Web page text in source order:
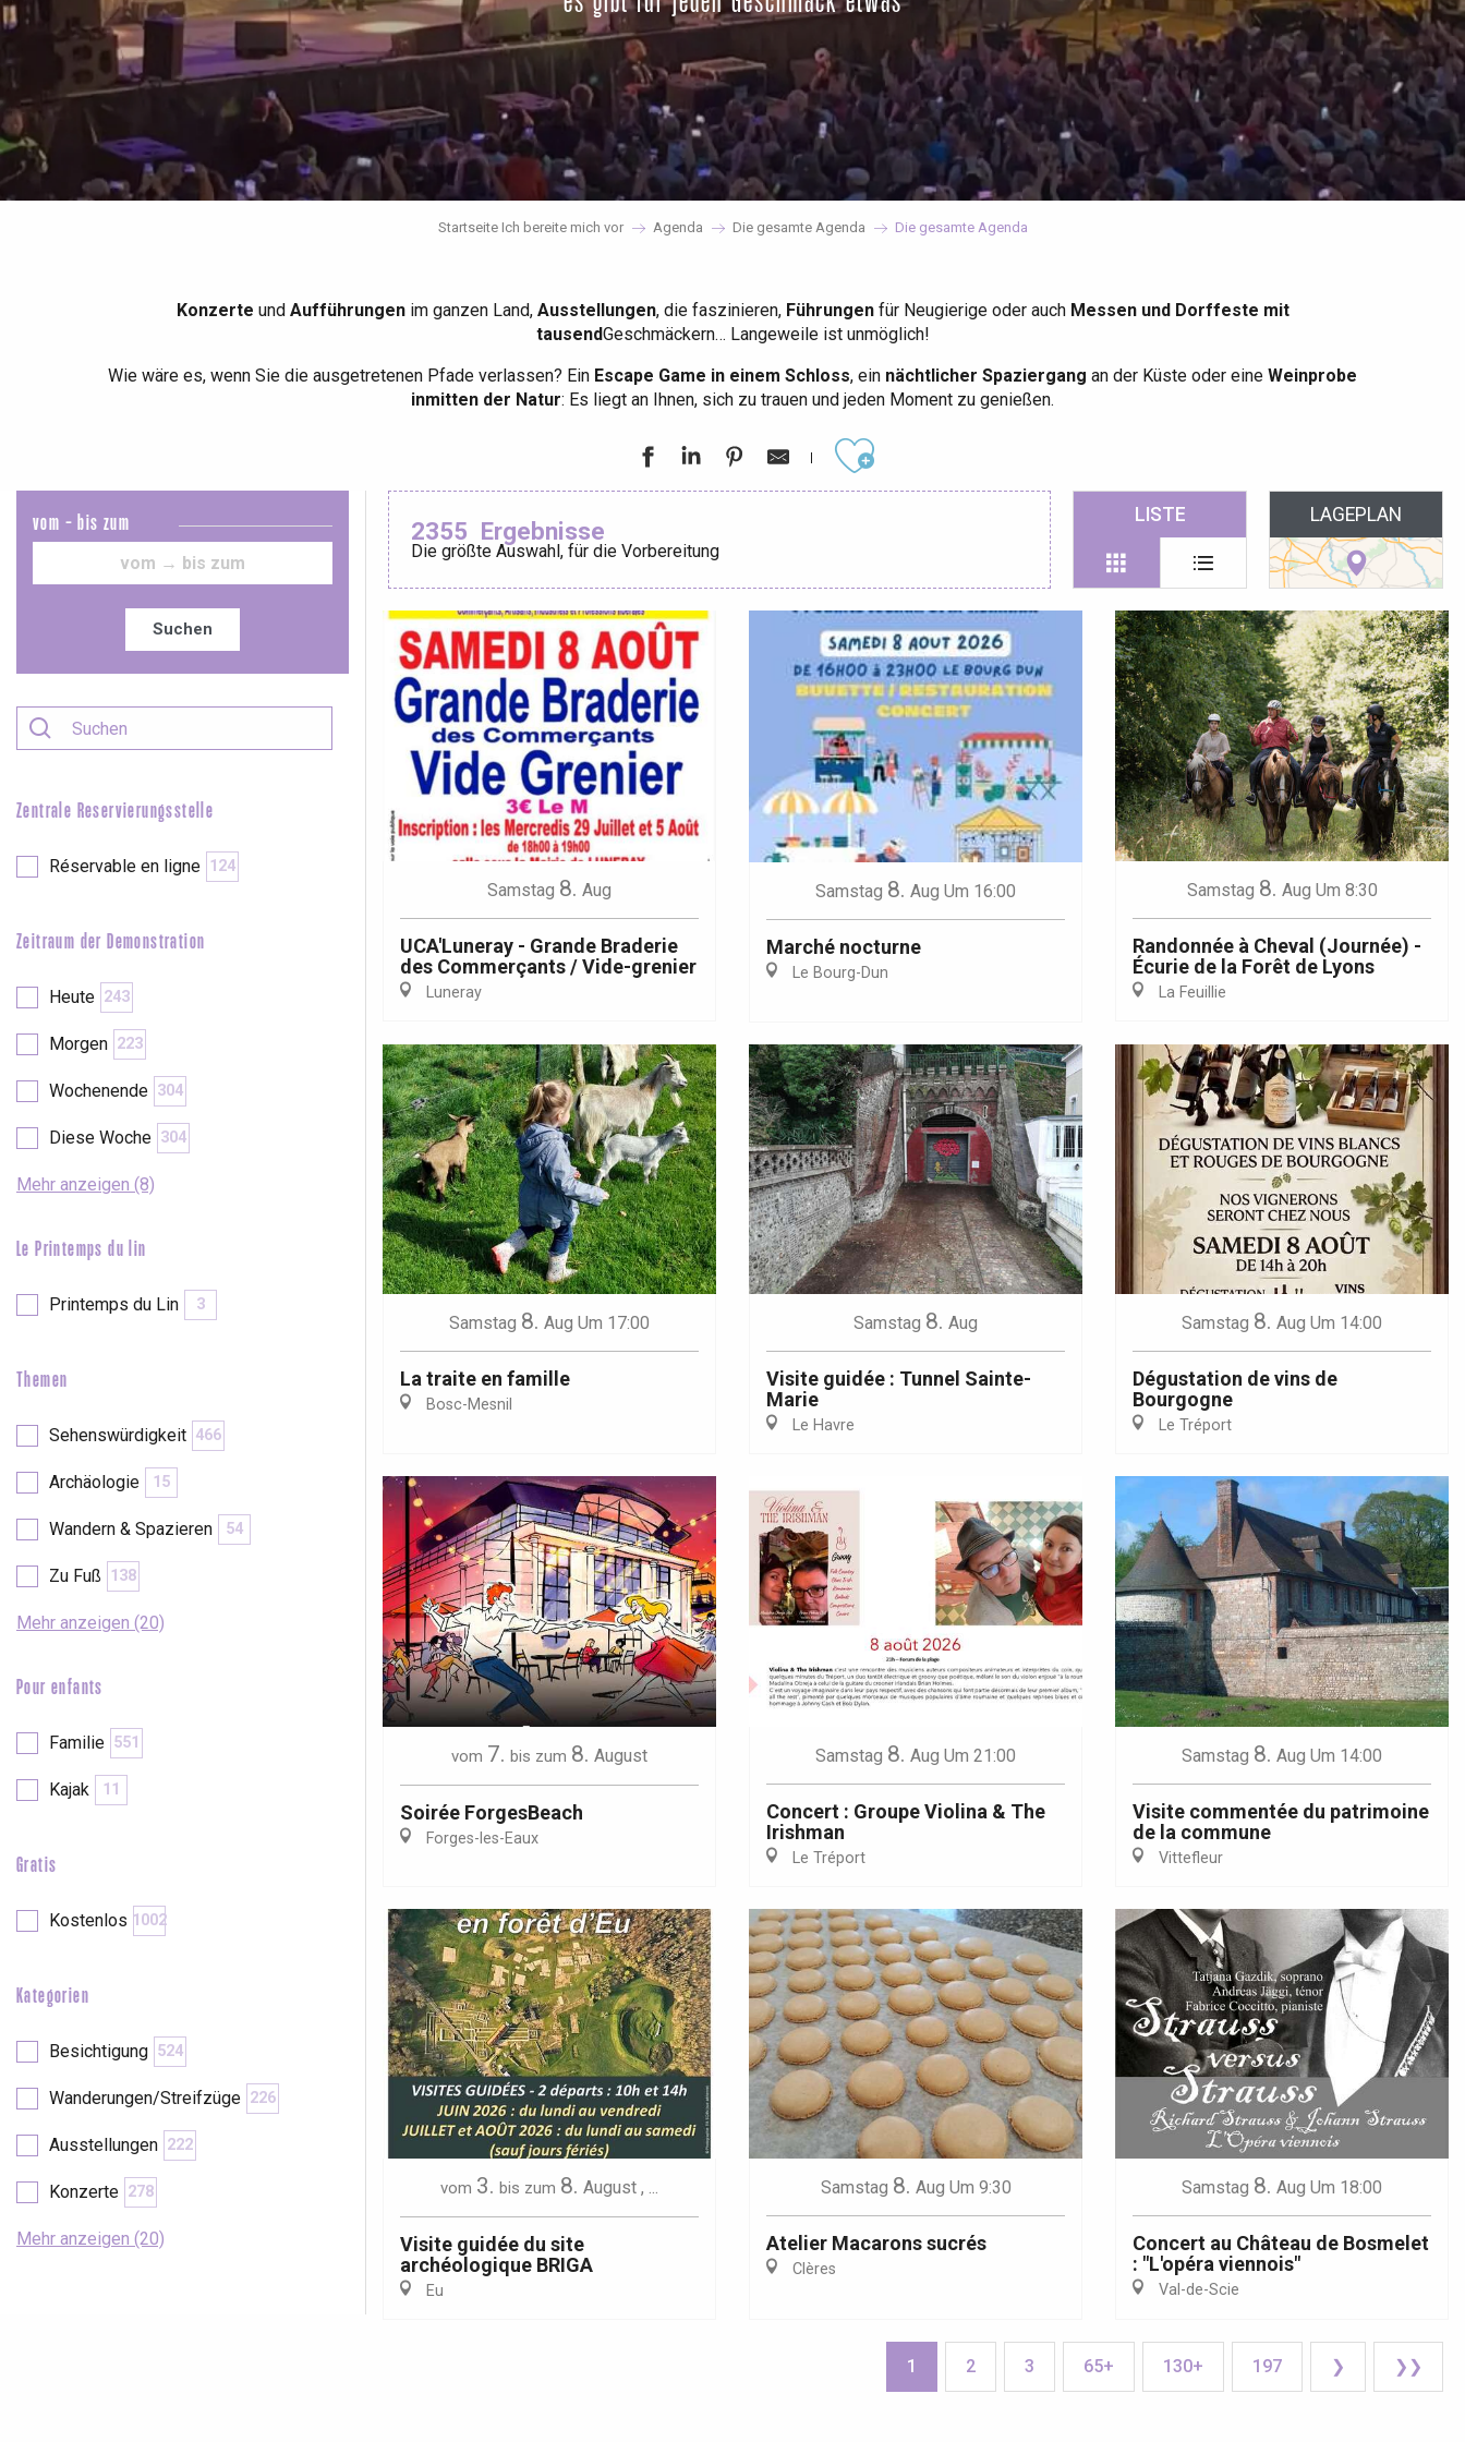
Lille 2h30
Seine
Duclair
Eu
Forges-les-Eaux
Criel-sur-Mer
Blangy-sur-Bresle
Dieppe
Die gesamte Agenda
Frühling
Wenn es regnet
Unter Freunden
Trendige Orte
Bester Brunch
Restaurants mit
Aufenthalte am Meer
Aufenthalte mit dem
Zug
Fahrradaufenthalte
Startseite Ich bereite mich vor Agenda Die gesamte Agenda Die gesamte Agenda
Konzerte und Aufführungenim ganzen Land, Ausstellungen, die faszinieren, Führungenfür Neugierige oder auch Messen und Dorffeste mit
tausendGeschmäckern… Langeweile ist unmöglich!
Wie wäre es, wenn Sie die ausgetretenen Pfade verlassen? Ein Escape Game in einem Schloss, ein nächtlicher Spaziergang an der Küste oder eine Weinprobe
inmitten der Natur: Es liegt an Ihnen, sich zu trauen und jeden Moment zu genießen.
Ajouter aux favoris
vom - bis zum
Suchen
Zentrale Reservierungsstelle
Réservable en ligne 124
Zeitraum der Demonstration
Heute 243
Morgen 223
Wochenende 304
Diese Woche 304
Mehr anzeigen (8)
Le Printemps du lin
Printemps du Lin 3
Themen
Sehenswürdigkeit 466
Archäologie 15
Wandern & Spazieren 54
Zu Fuß 138
Mehr anzeigen (20)
Pour enfants
Familie 551
Kajak 11
Gratis
Kostenlos 1002
Kategorien
Besichtigung 524
Wanderungen/Streifzüge 226
Ausstellungen 222
Konzerte 278
Mehr anzeigen (20)
2355 Ergebnisse
Die größte Auswahl, für die Vorbereitung
LISTE LAGEPLAN
Samstag 8. Aug
UCA'Luneray - Grande Braderie
des Commerçants / Vide-grenier
Luneray
Samstag 8. Aug Um 16:00
Marché nocturne
Le Bourg-Dun
Samstag 8. Aug Um 8:30
Randonnée à Cheval (Journée) -
Écurie de la Forêt de Lyons
La Feuillie
Samstag 8. Aug Um 17:00
La traite en famille
Bosc-Mesnil
Samstag 8. Aug
Visite guidée : Tunnel Sainte-
Marie
Le Havre
Samstag 8. Aug Um 14:00
Dégustation de vins de
Bourgogne
Le Tréport
vom 7. bis zum 8. August
Soirée ForgesBeach
Forges-les-Eaux
Samstag 8. Aug Um 21:00
Concert : Groupe Violina & The
Irishman
Le Tréport
Samstag 8. Aug Um 14:00
Visite commentée du patrimoine
de la commune
Vittefleur
vom 3. bis zum 8. August , ...
Visite guidée du site
archéologique BRIGA
Eu
Samstag 8. Aug Um 9:30
Atelier Macarons sucrés
Clères
Samstag 8. Aug Um 18:00
Concert au Château de Bosmelet
: "L'opéra viennois"
Val-de-Scie
1 2 3 65+ 130+ 197 ❯ ❯❯